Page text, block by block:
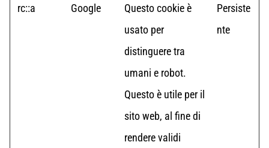
rc::a Google
Questo cookie è
usato per
distinguere tra
umani e robot.
Questo è utile per il
sito web, al fine di
rendere validi
Persiste
nte